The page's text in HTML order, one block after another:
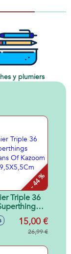
y plumiers
- 44 %
Triple 36
Of
15,00 €
26,99 €